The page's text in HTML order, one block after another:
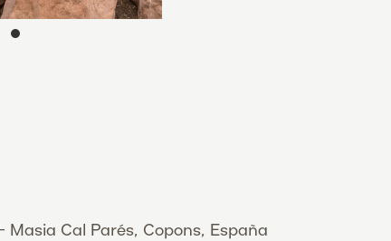
Cal Parés, Copons, España